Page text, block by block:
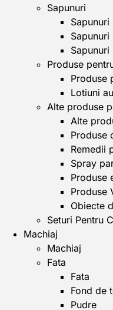
Sapunuri
Sapunuri
Sapunuri
Produse
Produse
Lotiuni
Alte produse
Alte
Produse
Remedii
Spray
Produse
Produse
Obiecte
Seturi Pentru
Machiaj
Machiaj
Fata
Fata
Fond de
Pudre